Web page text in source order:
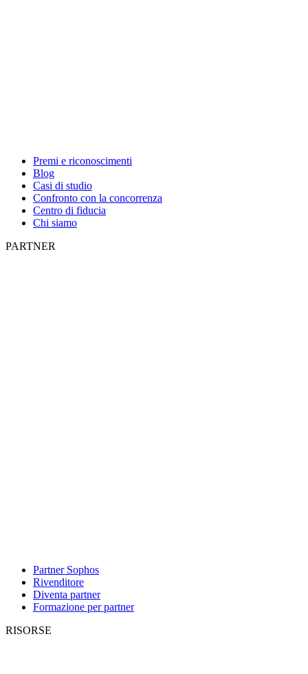
Premi e riconoscimenti
Blog
Casi di studio
Confronto con la concorrenza
Centro di fiducia
Chi siamo
PARTNER
Partner Sophos
Rivenditore
Diventa partner
Formazione per partner
RISORSE